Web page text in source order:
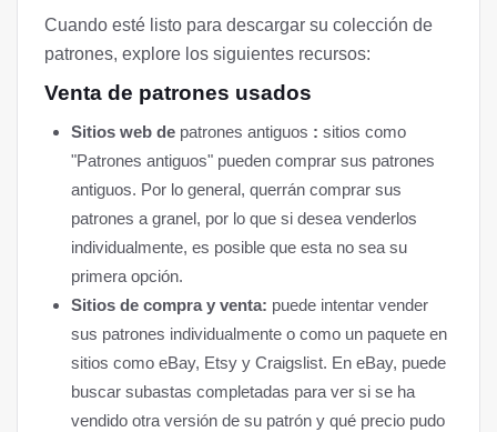
Cuando esté listo para descargar su colección de
patrones, explore los siguientes recursos:
Venta de patrones usados
Sitios web de patrones antiguos : sitios como
"Patrones antiguos" pueden comprar sus patrones
antiguos. Por lo general, querrán comprar sus
patrones a granel, por lo que si desea venderlos
individualmente, es posible que esta no sea su
primera opción.
Sitios de compra y venta: puede intentar vender
sus patrones individualmente o como un paquete en
sitios como eBay, Etsy y Craigslist. En eBay, puede
buscar subastas completadas para ver si se ha
vendido otra versión de su patrón y qué precio pudo